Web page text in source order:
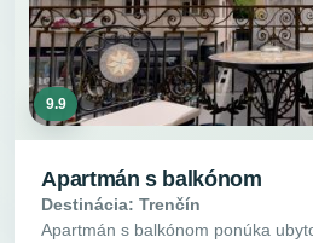
9.9
Apartmán s balkónom
Destinácia: Trenčín
Apartmán s balkónom ponúka